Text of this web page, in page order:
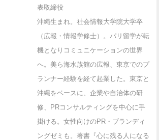
表取締役
沖縄生まれ。社会情報大学院大学卒
（広報・情報学修士）。パリ留学が転
機となりコミュニケーションの世界
へ。美ら海水族館の広報、東京でのプ
ランナー経験を経て起業した。東京と
沖縄をベースに、企業や自治体の研
修、PRコンサルティングを中心に手
掛ける。女性向けのPR・ブランディ
ングゼミも。著書『心に残る人になる